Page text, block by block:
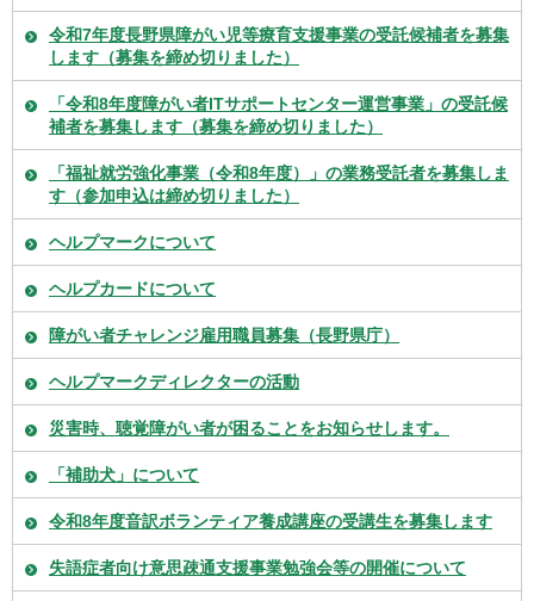
令和7年度長野県障がい児等療育支援事業の受託候補者を募集
します（募集を締め切りました）
「令和8年度障がい者ITサポートセンター運営事業」の受託候
補者を募集します（募集を締め切りました）
「福祉就労強化事業（令和8年度）」の業務受託者を募集しま
す（参加申込は締め切りました）
ヘルプマークについて
ヘルプカードについて
障がい者チャレンジ雇用職員募集（長野県庁）
ヘルプマークディレクターの活動
災害時、聴覚障がい者が困ることをお知らせします。
「補助犬」について
令和8年度音訳ボランティア養成講座の受講生を募集します
失語症者向け意思疎通支援事業勉強会等の開催について